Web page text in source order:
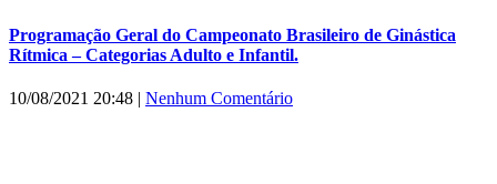
Programação Geral do Campeonato Brasileiro de Ginástica
Rítmica – Categorias Adulto e Infantil.
10/08/2021 20:48 | Nenhum Comentário